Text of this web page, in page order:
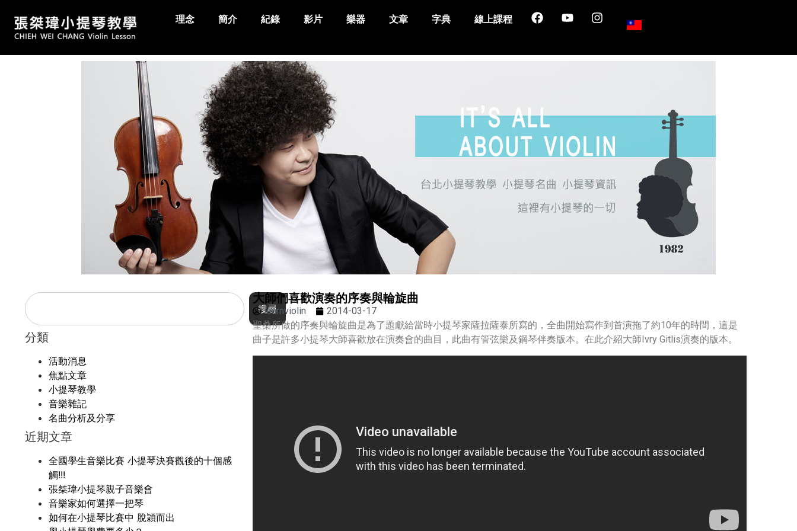
理念 簡介 紀錄 影片 樂器 文章 字典 線上課程
搜尋
分類
活動消息
焦點文章
小提琴教學
音樂雜記
名曲分析及分享
近期文章
全國學生音樂比賽 小提琴決賽觀後的十個感
觸!!!
張桀瑋小提琴親子音樂會
音樂家如何選擇一把琴
如何在小提琴比賽中 脫穎而出
大師們喜歡演奏的序奏與輪旋曲
learnviolin
2014-03-17
聖桑所做的序奏與輪旋曲是為了題獻給當時小提琴家薩拉薩泰所寫的，全曲開始寫作到首演拖了約10年的時間，這是
曲子是許多小提琴大師喜歡放在演奏會的曲目，此曲有管弦樂及鋼琴伴奏版本。在此介紹大師Ivry Gitlis演奏的版本。